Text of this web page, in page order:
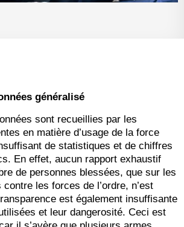
généralisé
sont recueillies par les
en matière d’usage de la force
de statistiques et de chiffres
En effet, aucun rapport exhaustif
de personnes blessées, que sur les
les forces de l’ordre, n’est
est également insuffisante
et leur dangerosité. Ceci est